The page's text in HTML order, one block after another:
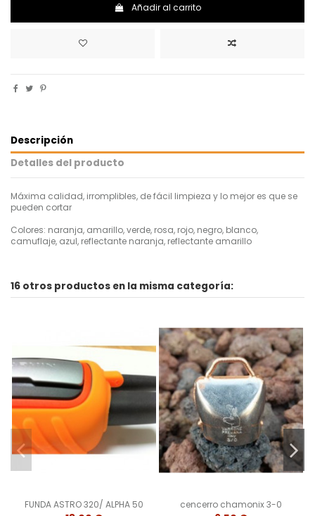
Añadir al carrito
Descripción
Detalles del producto
Máxima calidad, irromplibles, de fácil limpieza y lo mejor es que se
pueden cortar
Colores: naranja, amarillo, verde, rosa, rojo, negro, blanco,
camuflaje, azul, reflectante naranja, reflectante amarillo
16 otros productos en la misma categoría:
FUNDA ASTRO 320/ ALPHA 50 cencerro chamonix 3-0